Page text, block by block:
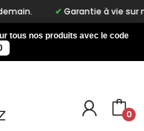
Garantie à vie sur notre
tous nos produits avec le code
0